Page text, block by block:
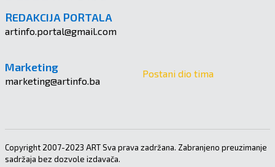
REDAKCIJA PORTALA
artinfo.portal@gmail.com
Marketing
marketing@artinfo.ba
Postani dio tima
Copyright 2007-2023 ART Sva prava zadržana. Zabranjeno preuzimanje
sadržaja bez dozvole izdavača.